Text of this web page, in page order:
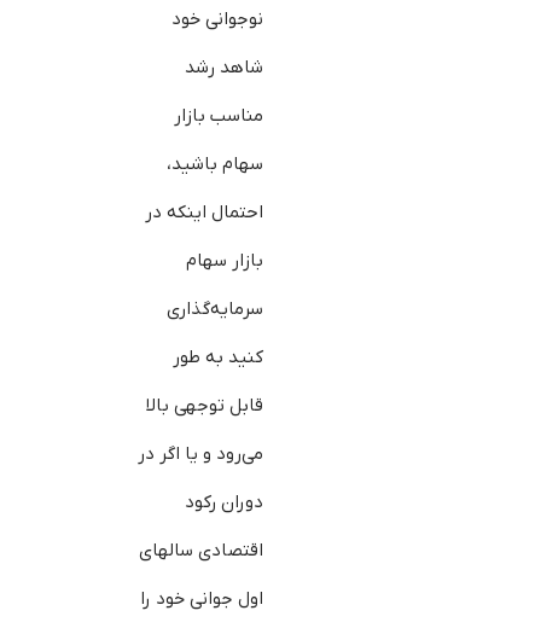
نوجوانی خود
شاهد رشد
مناسب بازار
سهام باشید،
احتمال این‎که در
بازار سهام
سرمایه‌گذاری
کنید به طور
قابل توجهی بالا
می‌رود و یا اگر در
دوران رکود
اقتصادی سال‎های
اول جوانی خود را